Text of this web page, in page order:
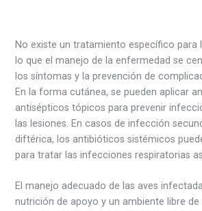
No existe un tratamiento específico para
lo que el manejo de la enfermedad se
los síntomas y la prevención de
En la forma cutánea, se pueden aplicar
antisépticos tópicos para prevenir
las lesiones. En casos de infección
diftérica, los antibióticos sistémicos
para tratar las infecciones respiratorias
El manejo adecuado de las aves
nutrición de apoyo y un ambiente libre de